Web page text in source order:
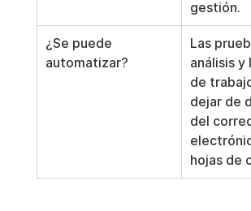
gestión.
¿Se puede
automatizar?
Las
análisis y
de
dejar de
del
hojas de